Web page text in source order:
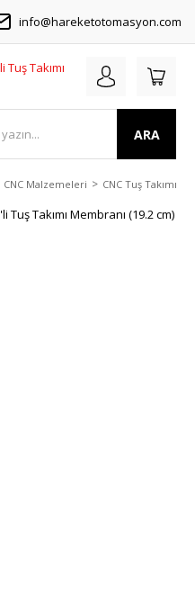
info@hareketotomasyon.com
ARA
CNC Malzemeleri CNC Tuş Takımı